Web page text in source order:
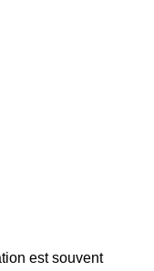
est souvent